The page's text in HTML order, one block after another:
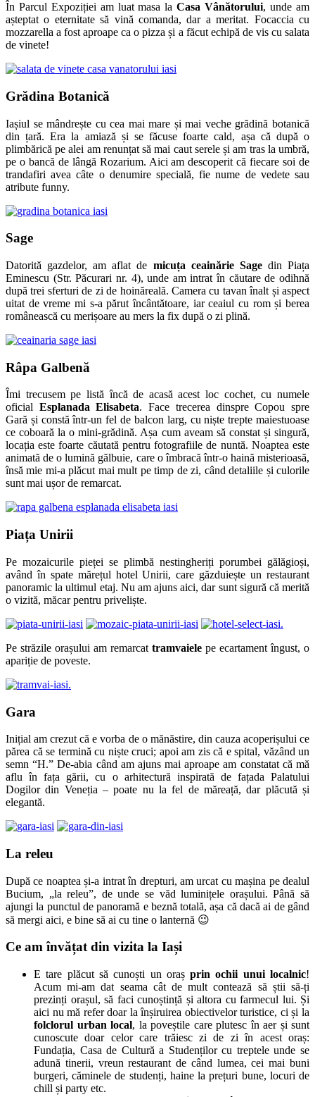
În Parcul Expoziției am luat masa laCasa Vânătorului, unde am
așteptat o eternitate să vină comanda, dar a meritat. Focaccia cu
mozzarella a fost aproape ca o pizza și a făcut echipă de vis cu salata
de vinete!
Grădina Botanică
Iașiul se mândrește cu cea mai mare și mai veche grădină botanică
din țară. Era la amiază și se făcuse foarte cald, așa că după o
plimbărică pe alei am renunțat să mai caut serele și am tras la umbră,
pe o bancă de lângă Rozarium. Aici am descoperit că fiecare soi de
trandafiri avea câte o denumire specială, fie nume de vedete sau
atribute funny.
Sage
Datorită gazdelor, am aflat de micuța ceainărie Sage din Piața
Eminescu (Str. Păcurari nr. 4), unde am intrat în căutare de odihnă
după trei sferturi de zi de hoinăreală. Camera cu tavan înalt și aspect
uitat de vreme mi s-a părut încântătoare, iar ceaiul cu rom și berea
românească cu merișoare au mers la fix după o zi plină.
Râpa Galbenă
Îmi trecusem pe listă încă de acasă acest loc cochet, cu numele
oficial Esplanada Elisabeta. Face trecerea dinspre Copou spre
Gară și constă într-un fel de balcon larg, cu niște trepte maiestuoase
ce coboară la o mini-grădină. Așa cum aveam să constat și singură,
locația este foarte căutată pentru fotografiile de nuntă. Noaptea este
animată de o lumină gălbuie, care o îmbracă într-o haină misterioasă,
însă mie mi-a plăcut mai mult pe timp de zi, când detaliile și culorile
sunt mai ușor de remarcat.
Piața Unirii
Pe mozaicurile pieței se plimbă nestingheriți porumbei gălăgioși,
având în spate mărețul hotel Unirii, care găzduiește un restaurant
panoramic la ultimul etaj. Nu am ajuns aici, dar sunt sigură că merită
o vizită, măcar pentru priveliște.
Pe străzile orașului am remarcat tramvaiele pe ecartament îngust, o
apariție de poveste.
Gara
Inițial am crezut că e vorba de o mănăstire, din cauza acoperișului ce
părea că se termină cu niște cruci; apoi am zis că e spital, văzând un
semn “H.” De-abia când am ajuns mai aproape am constatat că mă
aflu în fața gării, cu o arhitectură inspirată de fațada Palatului
Dogilor din Veneția – poate nu la fel de măreață, dar plăcută și
elegantă.
La releu
După ce noaptea și-a intrat în drepturi, am urcat cu mașina pe dealul
Bucium, „la releu”, de unde se văd luminițele orașului. Până să
ajungi la punctul de panoramă e beznă totală, așa că dacă ai de gând
să mergi aici, e bine să ai cu tine o lanternă 😉
Ce am învățat din vizita la Iași
E tare plăcut să cunoști un orașprin ochii unui localnic!
Acum mi-am dat seama cât de mult contează să știi să-ți
prezinți orașul, să faci cunoștință și altora cu farmecul lui. Și
aici nu mă refer doar la înșiruirea obiectivelor turistice, ci și la
folclorul urban local, la poveștile care plutesc în aer și sunt
cunoscute doar celor care trăiesc zi de zi în acest oraș:
Fundația, Casa de Cultură a Studenților cu treptele unde se
adună tinerii, vreun restaurant de când lumea, cei mai buni
burgeri, căminele de studenți, haine la prețuri bune, locuri de
chill și party etc.